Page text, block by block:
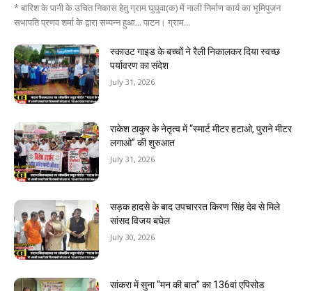
* बारिश के पानी के उचित निकास हेतु ग्राम घुघुवा(क) में नाली निर्माण कार्य का भूमिपूजन
सभापति प्रणव शर्मा के द्वारा सम्पन्न हुआ... पाटन। ग्राम...
स्काउट गाइड के बच्चों ने रैली निकालकर दिया स्वच्छ
पर्यावरण का संदेश
July 31, 2026
राकेश ठाकुर के नेतृत्व में “स्मार्ट मीटर हटाओ, पुराने मीटर
लगाओ” की शुरुआत
July 31, 2026
सड़क हादसे के बाद उपचाररत किरण सिंह देव से मिले
सांसद विजय बघेल
July 30, 2026
सांकरा में सुना “मन की बात” का 136वां एपिसोड